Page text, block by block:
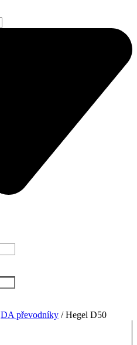
DA převodníky / Hegel D50